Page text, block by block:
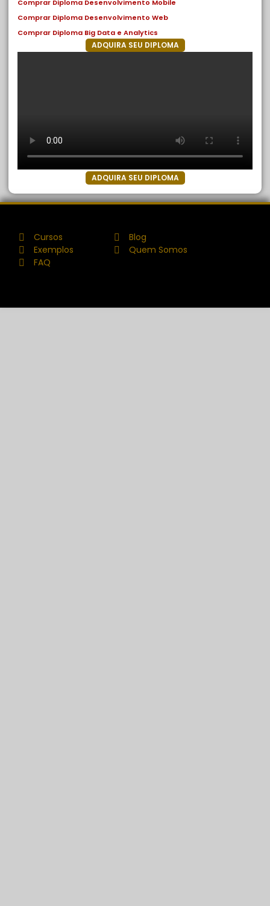
Comprar Diploma Desenvolvimento Mobile
Comprar Diploma Desenvolvimento Web
Comprar Diploma Big Data e Analytics
ADQUIRA SEU DIPLOMA
ADQUIRA SEU DIPLOMA
Cursos
Exemplos
FAQ
Blog
Quem Somos